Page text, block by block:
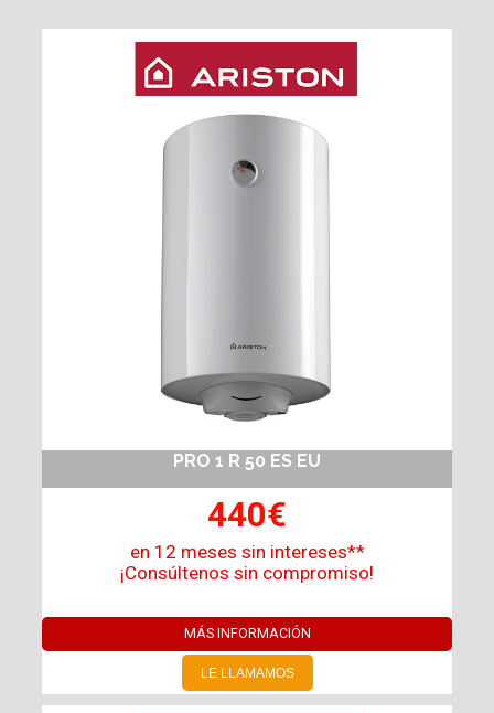
PRO 1 R 50 ES EU
440€
en 12 meses sin intereses**
¡Consúltenos sin compromiso!
MÁS INFORMACIÓN
LE LLAMAMOS